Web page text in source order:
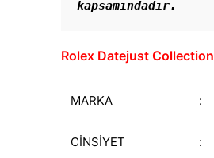
Rolex Datejust Collection
MARKA :
CİNSİYET :